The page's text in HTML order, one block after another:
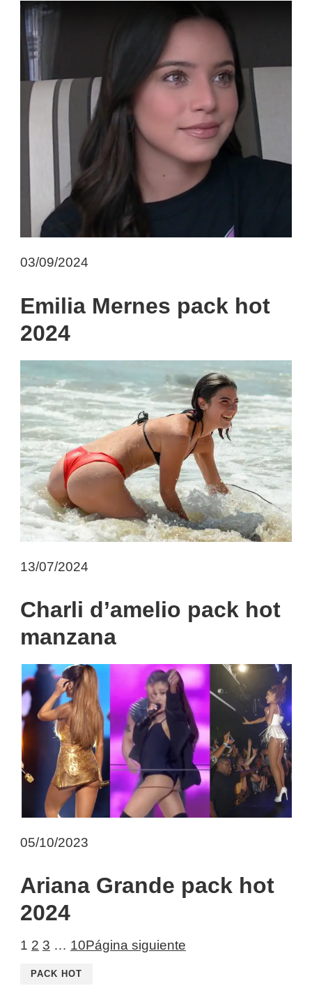
03/09/2024
Emilia Mernes pack hot
2024
13/07/2024
Charli d’amelio pack hot
manzana
05/10/2023
Ariana Grande pack hot
2024
1 2 3 … 10Página siguiente
PACK HOT